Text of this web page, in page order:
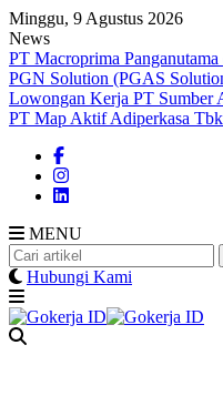
Skip
to
content
Minggu, 9 Agustus 2026
News
PT Macroprima
PGN Solution (PGAS
Lowongan Kerja PT Sumber
PT Map Aktif Adiperkasa
MENU
Hubungi Kami